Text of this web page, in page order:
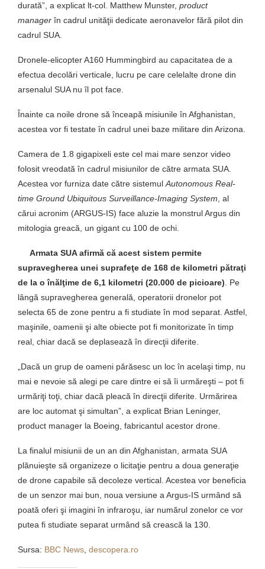
durată”, a explicat lt-col. Matthew Munster, product
manager în cadrul unităţii dedicate aeronavelor fără pilot din
cadrul SUA.
Dronele-elicopter A160 Hummingbird au capacitatea de a
efectua decolări verticale, lucru pe care celelalte drone din
arsenalul SUA nu îl pot face.
Înainte ca noile drone să înceapă misiunile în Afghanistan,
acestea vor fi testate în cadrul unei baze militare din Arizona.
Camera de 1.8 gigapixeli este cel mai mare senzor video
folosit vreodată în cadrul misiunilor de către armata SUA.
Acestea vor furniza date către sistemul Autonomous Real-
time Ground Ubiquitous Surveillance-Imaging System , al
cărui acronim (ARGUS-IS) face aluzie la monstrul Argus din
mitologia greacă, un gigant cu 100 de ochi.
Armata SUA afirmă că acest sistem permite
supravegherea unei suprafeţe de 168 de kilometri pătraţi
de la o înălţime de 6,1 kilometri (20.000 de picioare) . Pe
lângă supravegherea generală, operatorii dronelor pot
selecta 65 de zone pentru a fi studiate în mod separat. Astfel,
maşinile, oamenii şi alte obiecte pot fi monitorizate în timp
real, chiar dacă se deplasează în direcţii diferite.
„Dacă un grup de oameni părăsesc un loc în acelaşi timp, nu
mai e nevoie să alegi pe care dintre ei să îi urmăreşti – pot fi
urmăriţi toţi, chiar dacă pleacă în direcţii diferite. Urmărirea
are loc automat şi simultan”, a explicat Brian Leninger,
product manager la Boeing, fabricantul acestor drone.
La finalul misiunii de un an din Afghanistan, armata SUA
plănuieşte să organizeze o licitaţie pentru a doua generaţie
de drone capabile să decoleze vertical. Acestea vor beneficia
de un senzor mai bun, noua versiune a Argus-IS urmând să
poată oferi şi imagini în infraroşu, iar numărul zonelor ce vor
putea fi studiate separat urmând să crească la 130.
Sursa: BBC News descopera.ro